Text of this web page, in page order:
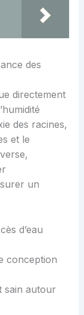
des
directement
des racines,
et le
un
d’eau
conception
sain autour